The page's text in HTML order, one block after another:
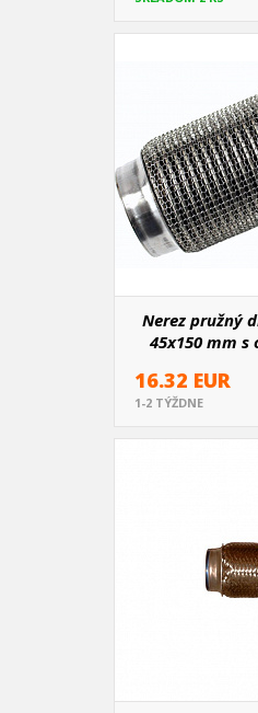
Nerez pružný
45x150 mm s
16.32 EUR
1-2 TÝŽDNE